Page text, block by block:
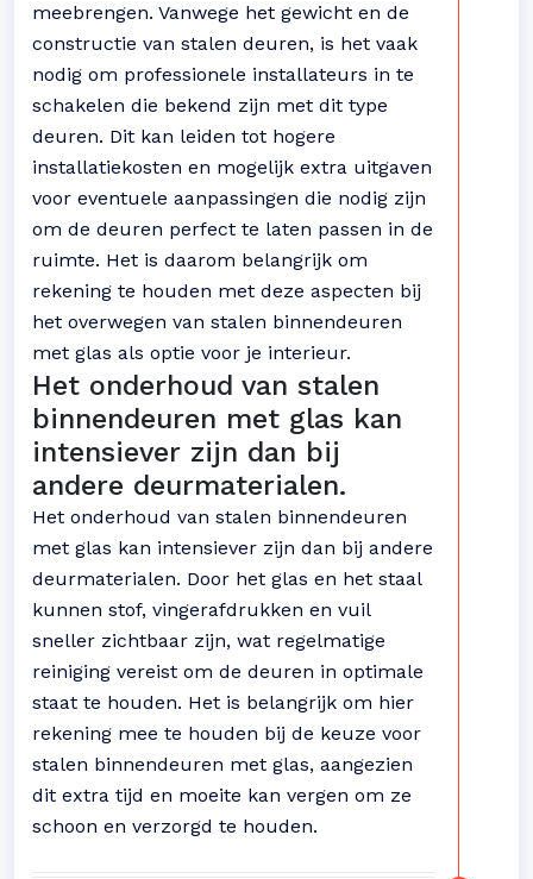
meebrengen. Vanwege het gewicht en de
constructie van stalen deuren, is het vaak
nodig om professionele installateurs in te
schakelen die bekend zijn met dit type
deuren. Dit kan leiden tot hogere
installatiekosten en mogelijk extra uitgaven
voor eventuele aanpassingen die nodig zijn
om de deuren perfect te laten passen in de
ruimte. Het is daarom belangrijk om
rekening te houden met deze aspecten bij
het overwegen van stalen binnendeuren
met glas als optie voor je interieur.
Het onderhoud van stalen
binnendeuren met glas kan
intensiever zijn dan bij
andere deurmaterialen.
Het onderhoud van stalen binnendeuren
met glas kan intensiever zijn dan bij andere
deurmaterialen. Door het glas en het staal
kunnen stof, vingerafdrukken en vuil
sneller zichtbaar zijn, wat regelmatige
reiniging vereist om de deuren in optimale
staat te houden. Het is belangrijk om hier
rekening mee te houden bij de keuze voor
stalen binnendeuren met glas, aangezien
dit extra tijd en moeite kan vergen om ze
schoon en verzorgd te houden.